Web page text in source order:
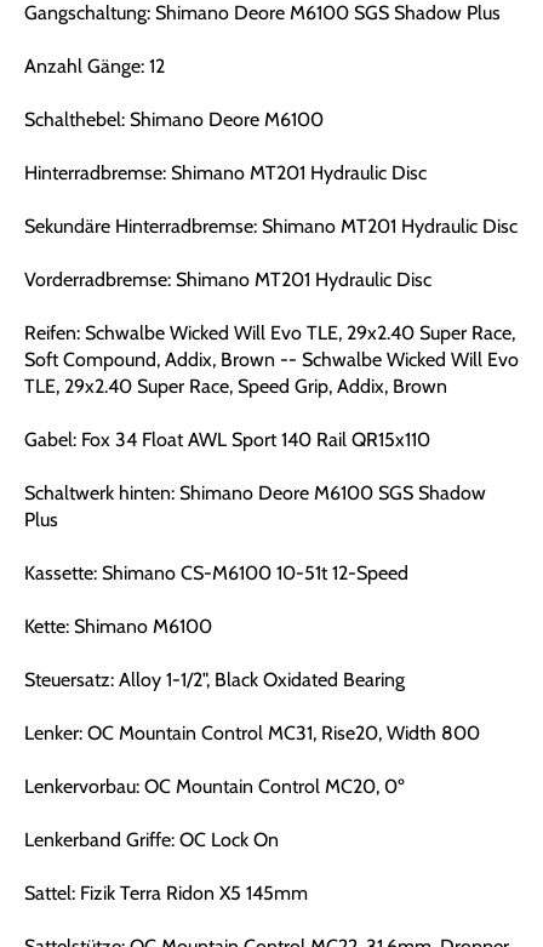
Gangschaltung: Shimano Deore M6100 SGS Shadow Plus
Anzahl Gänge: 12
Schalthebel: Shimano Deore M6100
Hinterradbremse: Shimano MT201 Hydraulic Disc
Sekundäre Hinterradbremse: Shimano MT201 Hydraulic Disc
Vorderradbremse: Shimano MT201 Hydraulic Disc
Reifen: Schwalbe Wicked Will Evo TLE, 29x2.40 Super Race,
Soft Compound, Addix, Brown -- Schwalbe Wicked Will Evo
TLE, 29x2.40 Super Race, Speed Grip, Addix, Brown
Gabel: Fox 34 Float AWL Sport 140 Rail QR15x110
Schaltwerk hinten: Shimano Deore M6100 SGS Shadow
Plus
Kassette: Shimano CS-M6100 10-51t 12-Speed
Kette: Shimano M6100
Steuersatz: Alloy 1-1/2", Black Oxidated Bearing
Lenker: OC Mountain Control MC31, Rise20, Width 800
Lenkervorbau: OC Mountain Control MC20, 0º
Lenkerband Griffe: OC Lock On
Sattel: Fizik Terra Ridon X5 145mm